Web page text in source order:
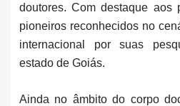
doutores. Com destaque aos
pioneiros reconhecidos no
internacional por suas
estado de Goiás.
Ainda no âmbito do corpo